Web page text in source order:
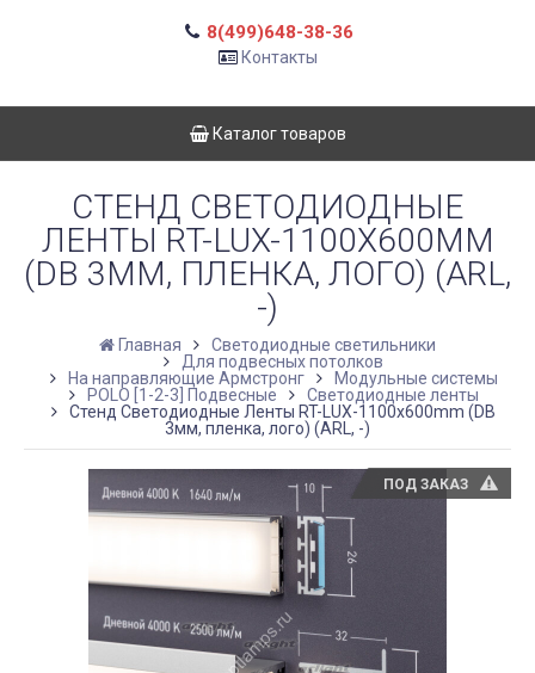
8(499)648-38-36
Контакты
Каталог товаров
СТЕНД СВЕТОДИОДНЫЕ
ЛЕНТЫ RT-LUX-1100X600MM
(DB 3ММ, ПЛЕНКА, ЛОГО) (ARL,
-)
Главная
Светодиодные светильники
Для подвесных потолков
На направляющие Армстронг
Модульные системы
POLO [1-2-3] Подвесные
Светодиодные ленты
Стенд Светодиодные Ленты RT-LUX-1100x600mm (DB
3мм, пленка, лого) (ARL, -)
ПОД ЗАКАЗ